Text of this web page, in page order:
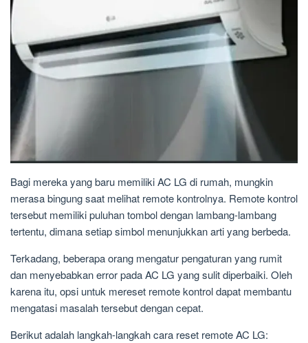
Bagi mereka yang baru memiliki AC LG di rumah, mungkin
merasa bingung saat melihat remote kontrolnya. Remote kontrol
tersebut memiliki puluhan tombol dengan lambang-lambang
tertentu, dimana setiap simbol menunjukkan arti yang berbeda.
Terkadang, beberapa orang mengatur pengaturan yang rumit
dan menyebabkan error pada AC LG yang sulit diperbaiki. Oleh
karena itu, opsi untuk mereset remote kontrol dapat membantu
mengatasi masalah tersebut dengan cepat.
Berikut adalah langkah-langkah cara reset remote AC LG: